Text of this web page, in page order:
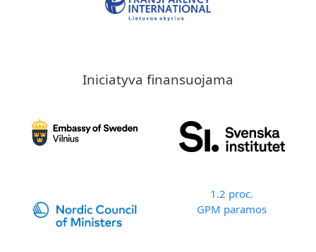
Iniciatyva finansuojama
1.2 proc.
GPM paramos